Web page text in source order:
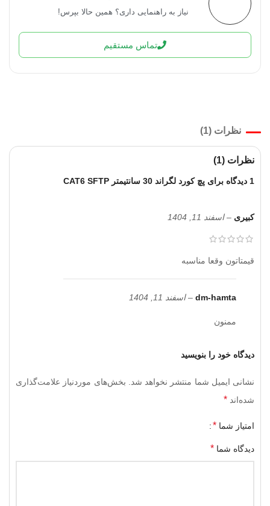
نیاز به راهنمایی داری؟ همین حالا بپرس!
تماس مستقیم
نظرات (1)
نظرات (1)
1 دیدگاه برای پچ کورد لگراند 30 سانتیمتر CAT6 SFTP
کبیری – اسفند 11, 1404
قیمتاتون وقعا مناسبه
dm-hamta
– اسفند 11, 1404
ممنون
دیدگاه خود را بنویسید
نشانی ایمیل شما منتشر نخواهد شد. بخش‌های موردنیاز علامت‌گذاری
شده‌اند *
امتیاز شما *
دیدگاه شما *